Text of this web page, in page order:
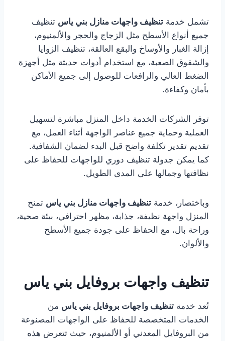
تشمل خدمة تنظيف واجهات منازل بني ياس تنظيف
جميع أنواع الأسطح مثل الزجاج والحجر والألمنيوم،
إزالة الغبار والأوساخ والبقع العالقة، تنظيف الزوايا
والشقوق الصعبة، مع استخدام أدوات حديثة مثل أجهزة
الضغط العالي والرافعات للوصول إلى جميع الأماكن
بأمان وكفاءة.
توفر الشركات الخدمة داخل المنزل مباشرة لتسهيل
العملية وحماية جميع عناصر الواجهة أثناء العمل، مع
تقديم تقدير تكلفة واضح قبل البدء لضمان الشفافية.
كما يمكن جدولة تنظيف دوري للواجهات للحفاظ على
نظافتها وجمالها على المدى الطويل.
وباختصار، خدمة تنظيف واجهات منازل بني ياس تمنح
المنزل واجهة نظيفة، جذابة، مظهر احترافي، بيئة صحية،
وراحة بال، مع الحفاظ على جودة جميع الأسطح
والألوان.
تنظيف واجهات بروفايل بني ياس
تُعد خدمة تنظيف واجهات بروفايل بني ياس من
الخدمات المتخصصة للحفاظ على الواجهات المصنوعة
من البروفايل المعدني أو الألمنيوم، حيث تتعرض هذه